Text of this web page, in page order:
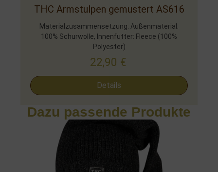
THC Armstulpen gemustert AS616
Materialzusammensetzung: Außenmaterial:
100% Schurwolle, Innenfutter: Fleece (100%
Polyester)
22,90 €
Details
Dazu passende Produkte